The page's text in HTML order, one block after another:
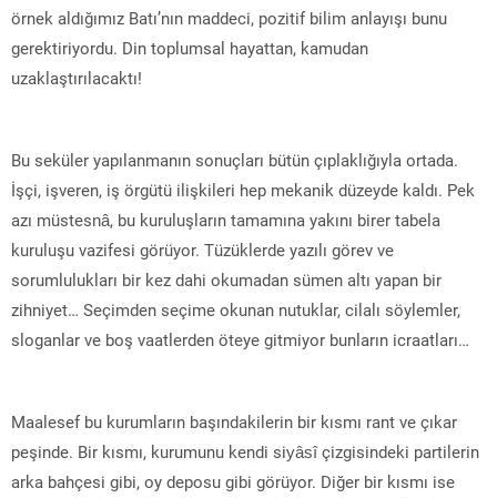
örnek aldığımız Batı’nın maddeci, pozitif bilim anlayışı bunu
gerektiriyordu. Din toplumsal hayattan, kamudan
uzaklaştırılacaktı!
Bu seküler yapılanmanın sonuçları bütün çıplaklığıyla ortada.
İşçi, işveren, iş örgütü ilişkileri hep mekanik düzeyde kaldı. Pek
azı müstesnâ, bu kuruluşların tamamına yakını birer tabela
kuruluşu vazifesi görüyor. Tüzüklerde yazılı görev ve
sorumlulukları bir kez dahi okumadan sümen altı yapan bir
zihniyet… Seçimden seçime okunan nutuklar, cilalı söylemler,
sloganlar ve boş vaatlerden öteye gitmiyor bunların icraatları…
Maalesef bu kurumların başındakilerin bir kısmı rant ve çıkar
peşinde. Bir kısmı, kurumunu kendi siyâsî çizgisindeki partilerin
arka bahçesi gibi, oy deposu gibi görüyor. Diğer bir kısmı ise